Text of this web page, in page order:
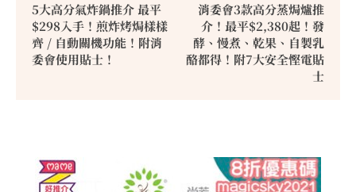
5大高分氣炸鍋推介 最平
$298入手！煎炸烤焗樣樣
齊 / 自動關機功能！附消
委會使用貼士！
消委會3款高分蒸焗爐推
介！最平$2,380起！發
酵、慢煮、乾果、自製乳
酪都得！附7大安全慳電貼
士